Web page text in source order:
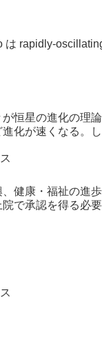
rapidly-
恒星の進化の理
進化が速くなる。
健康・福祉の進
院で承認を得る必